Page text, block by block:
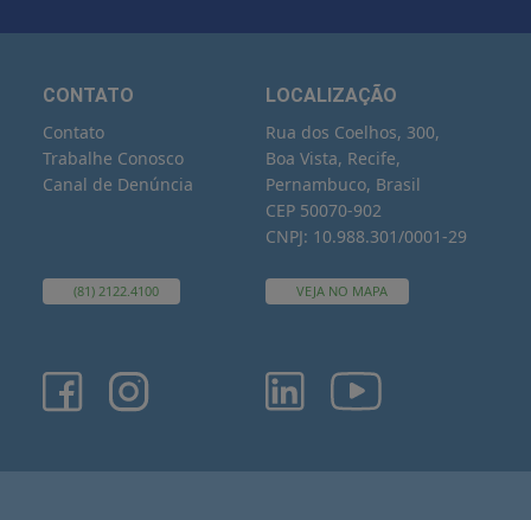
CONTATO
Contato
Trabalhe Conosco
Canal de Denúncia
(81) 2122.4100
LOCALIZAÇÃO
Rua dos Coelhos, 300,
Boa Vista, Recife,
Pernambuco, Brasil
CEP 50070-902
CNPJ: 10.988.301/0001-29
VEJA NO MAPA